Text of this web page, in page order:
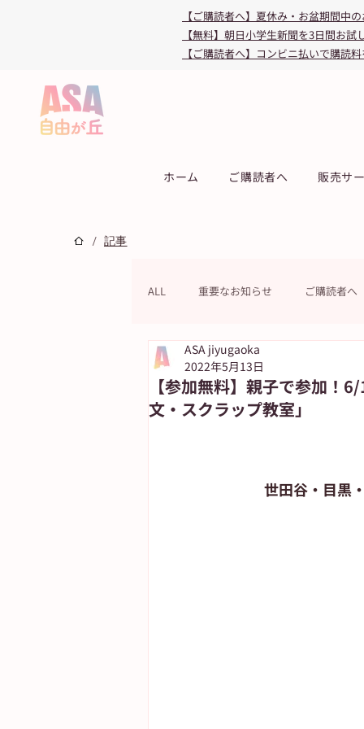
【ご購読者へ】夏休み・お盆期間中
【無料】朝日小学生新聞を3日間お試
【ご購読者へ】コンビニ払いで購読
ホーム ご購読者へ 販売サ
/ 記事
ALL 重要なお知らせ ご購読者へ
連載 教育・受験
朝日新聞出版 ASUN jiyugaok
自由が丘ペット特集 ASA自由
【参加無料】親子で参加！
文・スクラップ教室」
ASA jiyugaoka
2022年5月13日
世田谷・目黒